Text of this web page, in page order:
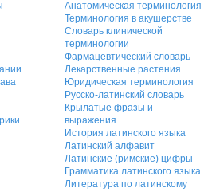
Анатомическая терминология
Терминология в акушерстве
Словарь клинической
терминологии
Фармацевтический словарь
Лекарственные растения
Юридическая терминология
Русско-латинский словарь
Крылатые фразы и
выражения
История латинского языка
Латинский алфавит
Латинские (римские) цифры
Грамматика латинского языка
Литература по латинскому